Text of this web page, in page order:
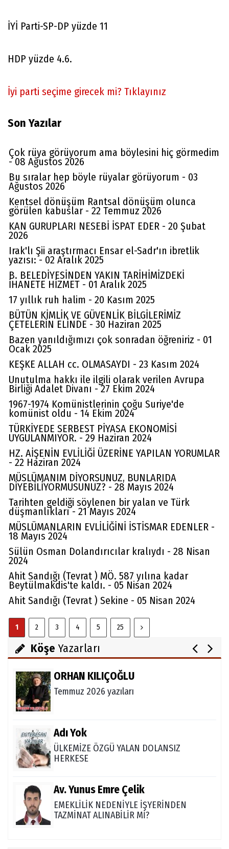
İYİ Parti-SP-DP yüzde 11
HDP yüzde 4.6.
İyi parti seçime girecek mi? Tıklayınız
Son Yazılar
Çok rüya görüyorum ama böylesini hiç görmedim
- 08 Ağustos 2026
Bu sıralar hep böyle rüyalar görüyorum - 03
Ağustos 2026
Kentsel dönüşüm Rantsal dönüşüm olunca
görülen kabuslar - 22 Temmuz 2026
KAN GURUPLARI NESEBİ İSPAT EDER - 20 Şubat
2026
Irak'lı Şii araştırmacı Ensar el-Sadr'ın ibretlik
yazısı: - 02 Aralık 2025
B. BELEDİYESİNDEN YAKIN TARİHİMİZDEKİ
İHANETE HİZMET - 01 Aralık 2025
17 yıllık ruh halim - 20 Kasım 2025
BÜTÜN KİMLİK VE GÜVENLİK BİLGİLERİMİZ
ÇETELERİN ELİNDE - 30 Haziran 2025
Bazen yanıldığımızı çok sonradan öğreniriz - 01
Ocak 2025
KEŞKE ALLAH cc. OLMASAYDI - 23 Kasım 2024
Unutulma hakkı ile ilgili olarak verilen Avrupa
Birliği Adalet Divanı - 27 Ekim 2024
1967-1974 Komünistlerinin çoğu Suriye'de
komünist oldu - 14 Ekim 2024
TÜRKİYEDE SERBEST PİYASA EKONOMİSİ
UYGULANMIYOR. - 29 Haziran 2024
HZ. AİŞENİN EVLİLİĞİ ÜZERİNE YAPILAN YORUMLAR
- 22 Haziran 2024
MÜSLÜMANIM DİYORSUNUZ, BUNLARIDA
DİYEBİLİYORMUSUNUZ? - 28 Mayıs 2024
Tarihten geldiği söylenen bir yalan ve Türk
düşmanlıkları - 21 Mayıs 2024
MÜSLÜMANLARIN EVLİLİĞİNİ İSTİSMAR EDENLER -
18 Mayıs 2024
Sülün Osman Dolandırıcılar kralıydı - 28 Nisan
2024
Ahit Sandığı (Tevrat ) MÖ. 587 yılına kadar
Beytülmakdis'te kaldı. - 05 Nisan 2024
Ahit Sandığı (Tevrat ) Sekine - 05 Nisan 2024
1 2 3 4 5 25
Köşe Yazarları
FARELERİ DİNLEMEYİN!..
Abdullah Gözaydın
ALLAH cc. MUCİZE YARATMAZ.
ORHAN KILIÇOĞLU
Temmuz 2026 yazıları
Adı Yok
ÜLKEMİZE ÖZGÜ YALAN DOLANSIZ
HERKESE
Av. Yunus Emre Çelik
EMEKLİLİK NEDENİYLE İŞYERİNDEN
TAZMİNAT ALINABİLİR Mİ?